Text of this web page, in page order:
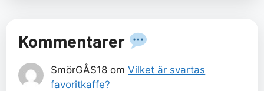
Kommentarer
SmörGÅS18 omVilket är svartas
favoritkaffe?